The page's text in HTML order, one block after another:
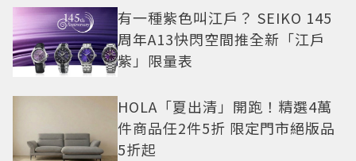
有一種紫色叫江戶？ SEIKO 145
周年A13快閃空間推全新「江戶
紫」限量表
HOLA「夏出清」開跑！精選4萬
件商品任2件5折 限定門市絕版品
5折起